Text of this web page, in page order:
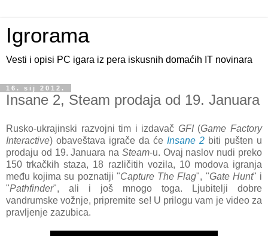
Igrorama
Vesti i opisi PC igara iz pera iskusnih domaćih IT novinara
16. sij 2012.
Insane 2, Steam prodaja od 19. Januara
Rusko-ukrajinski razvojni tim i izdavač GFI(Game Factory
Interactive) obaveštava igrače da će Insane 2 biti pušten u
prodaju od 19. Januara na Steam-u. Ovaj naslov nudi preko
150 trkačkih staza, 18 različitih vozila, 10 modova igranja
među kojima su poznatiji "Capture The Flag", "Gate Hunt" i
"Pathfinder", ali i još mnogo toga. Ljubitelji dobre
vandrumske vožnje, pripremite se! U prilogu vam je video za
pravljenje zazubica.